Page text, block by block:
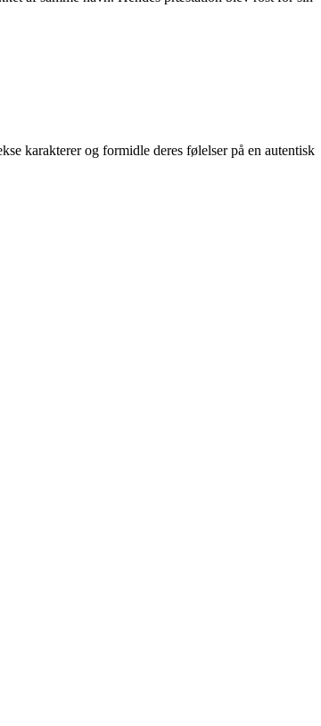
karakterer og formidle deres følelser på en autentisk